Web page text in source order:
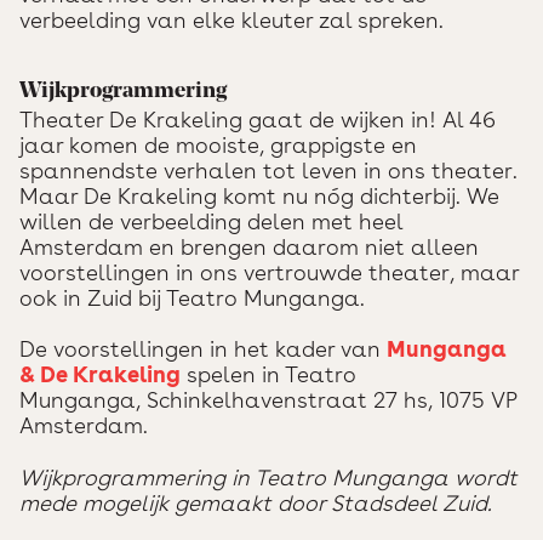
verbeelding van elke kleuter zal spreken.
Wijkprogrammering
Theater De Krakeling gaat de wijken in! Al 46
jaar komen de mooiste, grappigste en
spannendste verhalen tot leven in ons theater.
Maar De Krakeling komt nu nóg dichterbij. We
willen de verbeelding delen met heel
Amsterdam en brengen daarom niet alleen
voorstellingen in ons vertrouwde theater, maar
ook in Zuid bij Teatro Munganga.
De voorstellingen in het kader van Munganga
& De Krakeling spelen in Teatro
Munganga, Schinkelhavenstraat 27 hs, 1075 VP
Amsterdam.
Wijkprogrammering in Teatro Munganga wordt
mede mogelijk gemaakt door Stadsdeel Zuid.